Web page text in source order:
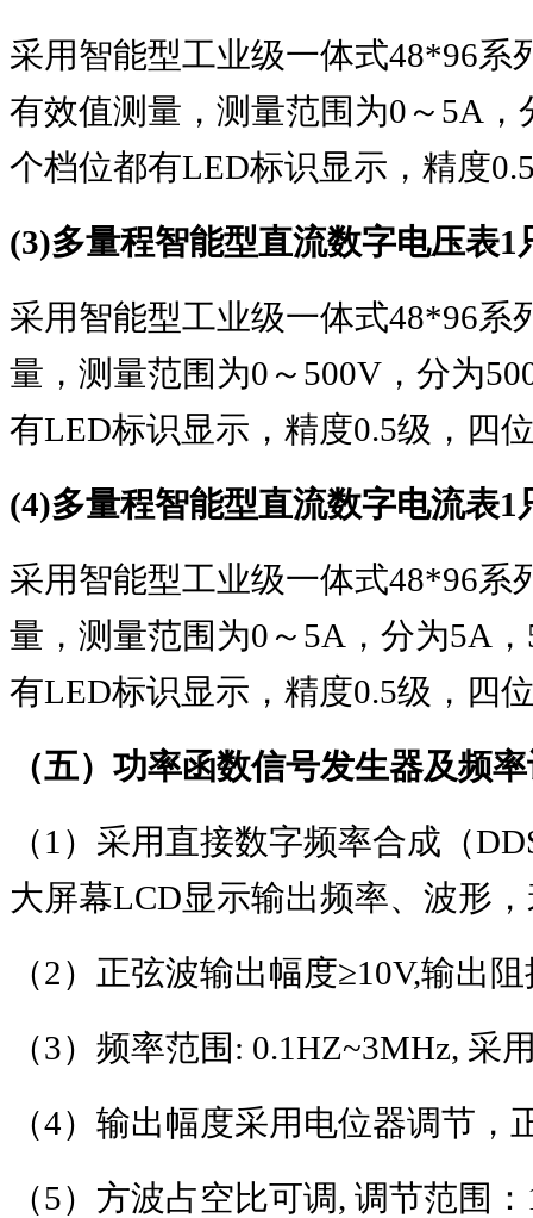
采用智能型工业级一体式48*96系
有效值测量，测量范围为0 ～ 5A
个档位都有LED标识显示，精度
(3)多量程智能型直流数字电压表1
采用智能型工业级一体式48*96系
量，测量范围为0 ～ 500V ，分为
有LED标识显示，精度0.5级，四
(4)多量程智能型直流数字电流表1
采用智能型工业级一体式48*96系
量，测量范围为0 ～ 5A ，分为5A ，
有LED标识显示，精度0.5级，四
（五）功率函数信号发生器及频
（1 ）采用直接数字频率合成（
大屏幕LCD显示输出频率、波形
（2）正弦波输出幅度≥10V,输出阻
（3）频率范围 : 0.1HZ~3MHz, 采
（4）输出幅度采用电位器调节，
（5）方波占空比可调, 调节范围：